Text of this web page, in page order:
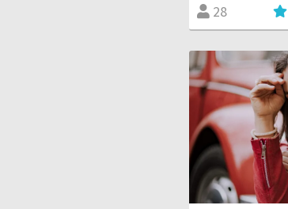
28